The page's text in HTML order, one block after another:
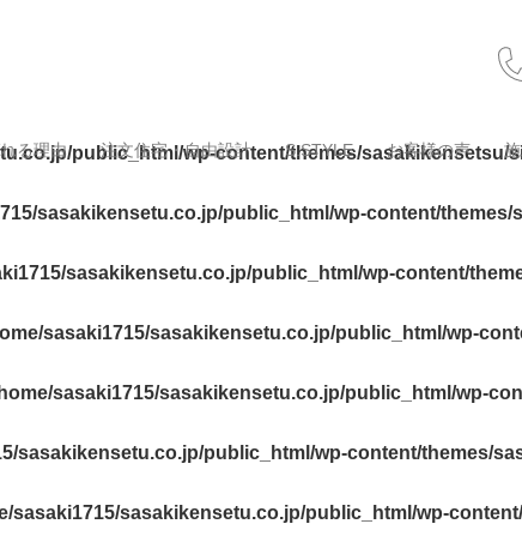
る理由 注文住宅・自由設計 S.STYLE お客様の声
public_html/wp-content/themes/sasakikensetsu/
sasakikensetu.co.jp/public_html/wp-content/
sasakikensetu.co.jp/public_html/wp-content/
sasaki1715/sasakikensetu.co.jp/public_html/wp-
sasaki1715/sasakikensetu.co.jp/public_html/wp-
sasakikensetu.co.jp/public_html/wp-content/themes/
sasaki1715/sasakikensetu.co.jp/public_html/wp-